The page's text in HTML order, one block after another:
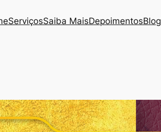
ServiçosSaiba MaisDepoimentosBlog